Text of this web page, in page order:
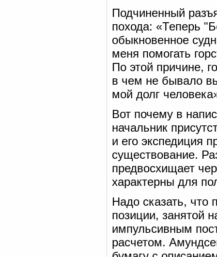
Подчиненный
похода: «Теперь
обыкновенное
меня помогать
По этой причине,
в чем не бывало
мой долг
Вот почему в
начальник
и его экспедиция
существование.
предвосхищает
характерны для
Надо сказать, что
позиции, занятой
импульсивным
расчетом.